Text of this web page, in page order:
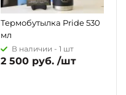
Термобутылка Pride 530
мл
В наличии - 1 шт
2 500 руб. /шт